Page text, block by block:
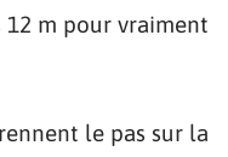
12 m pour vraiment
le pas sur la